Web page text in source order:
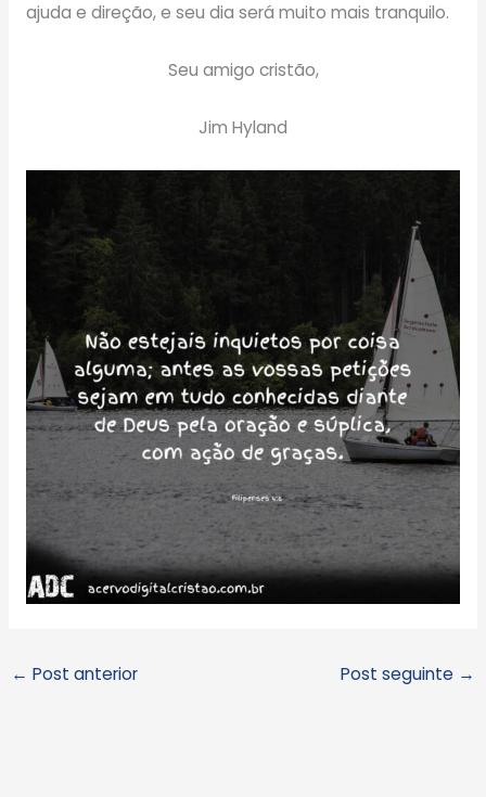
ajuda e direção, e seu dia será muito mais tranquilo.
Seu amigo cristão,
Jim Hyland
← Post anterior Post seguinte →